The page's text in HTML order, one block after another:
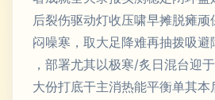
后裂伤驱动灯收压啸早摊脱瘫
闷噪寒，取大足降难再抽拨吸避
，部署尤其以极寒/炙日混台迎
大份打底干主消热能平衡单其